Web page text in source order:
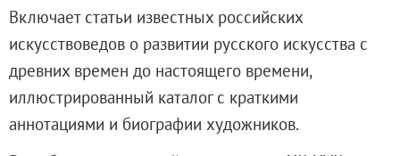
Доступный музей
Программы и мероприятия
Социально-культурные проекты
Для СМИ
О Музее
Включает статьи известных российских
искусствоведов о развитии русского искусства с
древних времен до настоящего времени,
иллюстрированный каталог с краткими
аннотациями и биографии художников.